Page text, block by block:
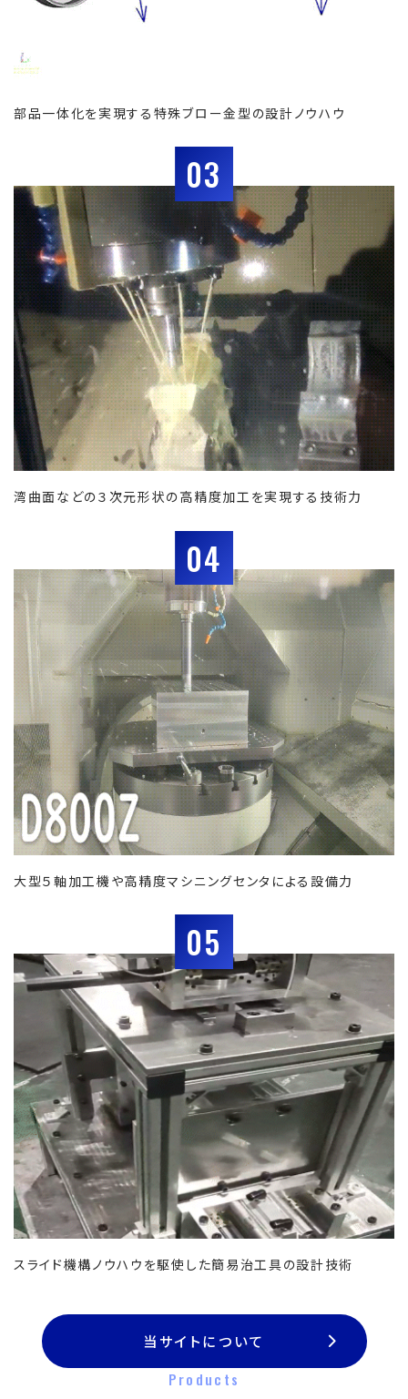
部品一体化を実現する特殊ブロー金型の設計ノウハウ
03
湾曲面などの３次元形状の高精度加工を実現する技術力
04
大型５軸加工機や高精度マシニングセンタによる設備力
05
スライド機構ノウハウを駆使した簡易治工具の設計技術
当サイトについて
Products